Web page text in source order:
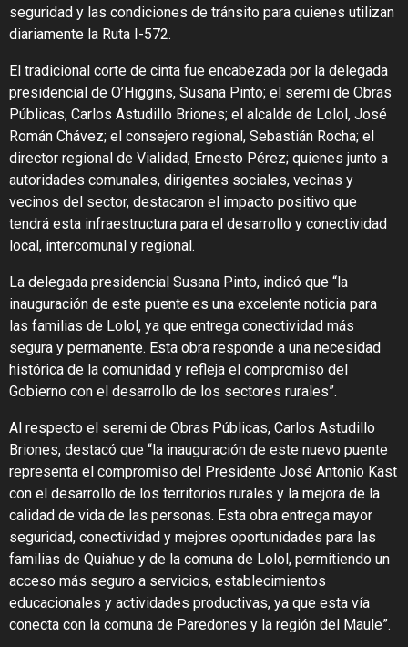
seguridad y las condiciones de tránsito para quienes utilizan
diariamente la Ruta I-572.
El tradicional corte de cinta fue encabezada por la delegada
presidencial de O’Higgins, Susana Pinto; el seremi de Obras
Públicas, Carlos Astudillo Briones; el alcalde de Lolol, José
Román Chávez; el consejero regional, Sebastián Rocha; el
director regional de Vialidad, Ernesto Pérez; quienes junto a
autoridades comunales, dirigentes sociales, vecinas y
vecinos del sector, destacaron el impacto positivo que
tendrá esta infraestructura para el desarrollo y conectividad
local, intercomunal y regional.
La delegada presidencial Susana Pinto, indicó que “la
inauguración de este puente es una excelente noticia para
las familias de Lolol, ya que entrega conectividad más
segura y permanente. Esta obra responde a una necesidad
histórica de la comunidad y refleja el compromiso del
Gobierno con el desarrollo de los sectores rurales”.
Al respecto el seremi de Obras Públicas, Carlos Astudillo
Briones, destacó que “la inauguración de este nuevo puente
representa el compromiso del Presidente José Antonio Kast
con el desarrollo de los territorios rurales y la mejora de la
calidad de vida de las personas. Esta obra entrega mayor
seguridad, conectividad y mejores oportunidades para las
familias de Quiahue y de la comuna de Lolol, permitiendo un
acceso más seguro a servicios, establecimientos
educacionales y actividades productivas, ya que esta vía
conecta con la comuna de Paredones y la región del Maule”.